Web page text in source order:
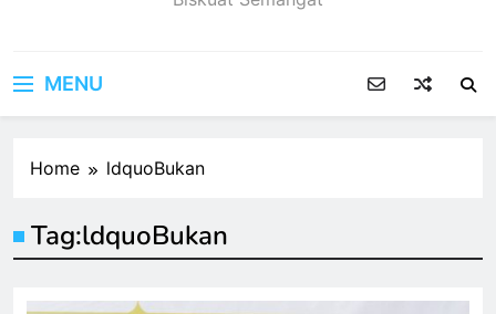
MENU
Home ldquoBukan
Tag:ldquoBukan